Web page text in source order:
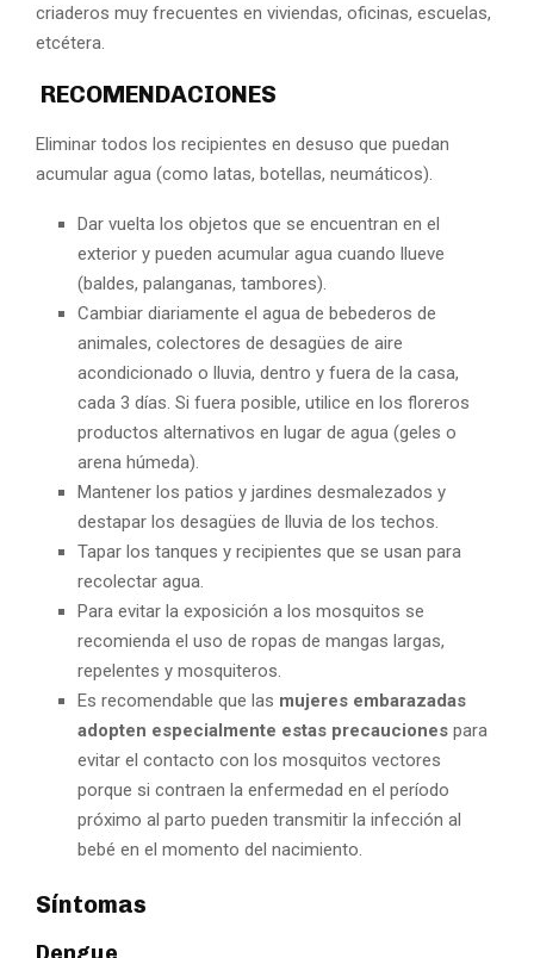
criaderos muy frecuentes en viviendas, oficinas, escuelas,
etcétera.
RECOMENDACIONES
Eliminar todos los recipientes en desuso que puedan
acumular agua (como latas, botellas, neumáticos).
Dar vuelta los objetos que se encuentran en el
exterior y pueden acumular agua cuando llueve
(baldes, palanganas, tambores).
Cambiar diariamente el agua de bebederos de
animales, colectores de desagües de aire
acondicionado o lluvia, dentro y fuera de la casa,
cada 3 días. Si fuera posible, utilice en los floreros
productos alternativos en lugar de agua (geles o
arena húmeda).
Mantener los patios y jardines desmalezados y
destapar los desagües de lluvia de los techos.
Tapar los tanques y recipientes que se usan para
recolectar agua.
Para evitar la exposición a los mosquitos se
recomienda el uso de ropas de mangas largas,
repelentes y mosquiteros.
Es recomendable que las mujeres embarazadas
adopten especialmente estas precauciones para
evitar el contacto con los mosquitos vectores
porque si contraen la enfermedad en el período
próximo al parto pueden transmitir la infección al
bebé en el momento del nacimiento.
Síntomas
Dengue